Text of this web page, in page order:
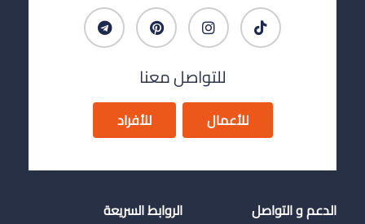
للتواصل معنا
للأعمال للأفراد
الدعم و التواصل الروابط السريعة